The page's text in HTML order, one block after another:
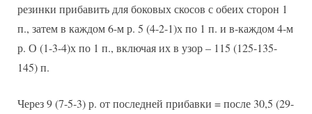
резинки прибавить для боковых скосов с обеих сторон 1
п., затем в каждом 6-м р. 5 (4-2-1)х по 1 п. и в-каждом 4-м
р. О (1-3-4)х по 1 п., включая их в узор – 115 (125-135-
145) п.
Через 9 (7-5-3) р. от последней прибавки = после 30,5 (29-